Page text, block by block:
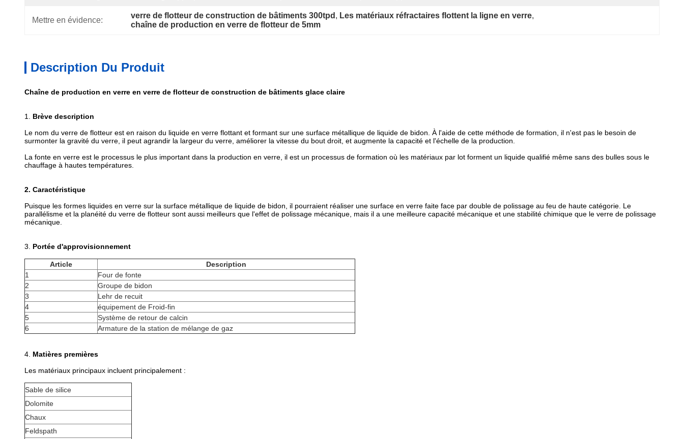
Mettre en évidence:
verre de flotteur de construction de bâtiments 300tpd , Les matériaux réfractaires flottent la ligne en verre,
chaîne de production en verre de flotteur de 5mm
Description Du Produit
Chaîne de production en verre en verre de flotteur de construction de bâtiments glace claire
1. Brève description
Le nom du verre de flotteur est en raison du liquide en verre flottant et formant sur une surface métallique de liquide de bidon. À l'aide de cette méthode de formation, il n'est pas le besoin de
surmonter la gravité du verre, il peut agrandir la largeur du verre, améliorer la vitesse du bout droit, et augmente la capacité et l'échelle de la production.
La fonte en verre est le processus le plus important dans la production en verre, il est un processus de formation où les matériaux par lot forment un liquide qualifié même sans des bulles sous le
chauffage à hautes températures.
2. Caractéristique
Puisque les formes liquides en verre sur la surface métallique de liquide de bidon, il pourraient réaliser une surface en verre faite face par double de polissage au feu de haute catégorie. Le
parallélisme et la planéité du verre de flotteur sont aussi meilleurs que l'effet de polissage mécanique, mais il a une meilleure capacité mécanique et une stabilité chimique que le verre de polissage
mécanique.
3. Portée d'approvisionnement
Article
Description
1
Four de fonte
2
Groupe de bidon
3
Lehr de recuit
4
équipement de Froid-fin
5
Système de retour de calcin
6
Armature de la station de mélange de gaz
4. Matières premières
Les matériaux principaux incluent principalement :
Sable de silice
Dolomite
Chaux
Feldspath